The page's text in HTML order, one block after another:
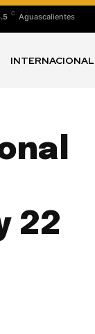
C Aguascalientes
INTERNACIONAL
22